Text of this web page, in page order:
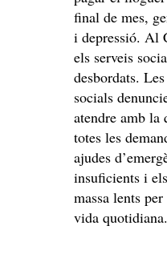
final de mes,
i depressió. Al
els serveis
desbordats.
socials
atendre amb la
totes les
ajudes
insuficients i
massa lents
vida quotidiana.